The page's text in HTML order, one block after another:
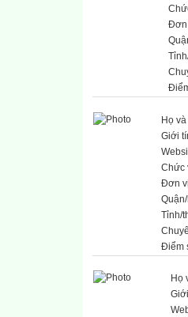
Đơn
Họ
Giới
Chức
Đơn
Tỉnh/
Điểm
Họ